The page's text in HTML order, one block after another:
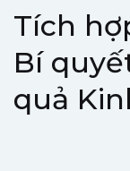
Tích
Bí
quả